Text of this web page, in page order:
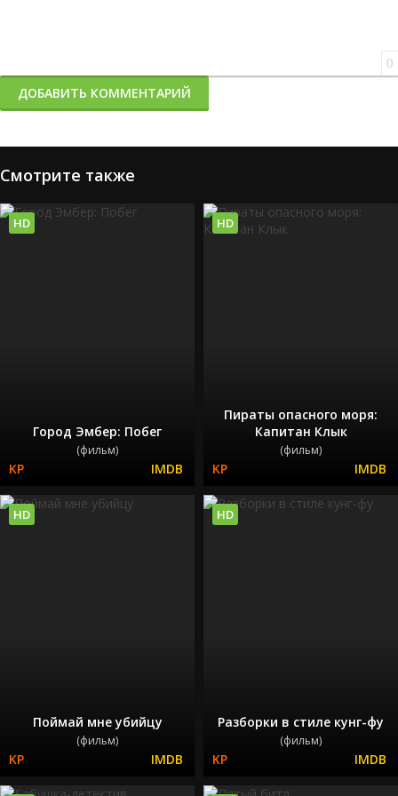
0
ДОБАВИТЬ КОММЕНТАРИЙ
Смотрите также
Город Эмбер: Побег
(фильм)
HD
Пираты опасного моря:
Капитан Клык
(фильм)
HD
Поймай мне убийцу
(фильм)
HD
Разборки в стиле кунг-фу
(фильм)
HD